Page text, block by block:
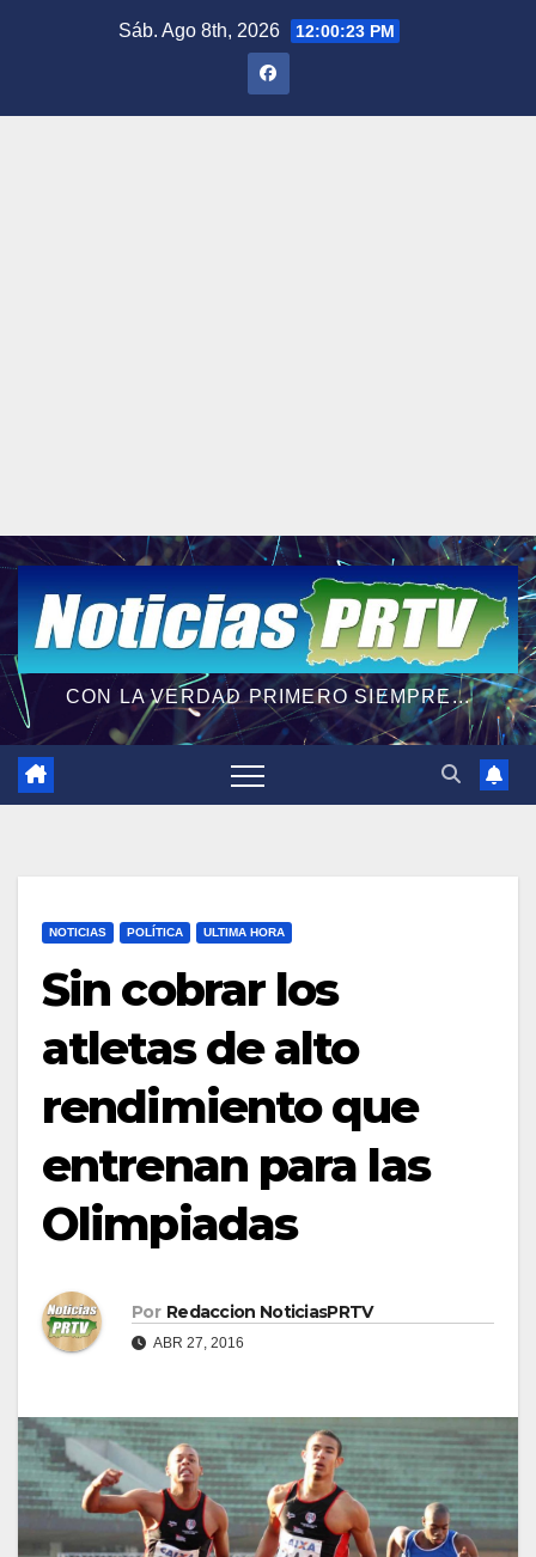
Sáb. Ago 8th, 2026 12:00:24 PM
CON LA VERDAD PRIMERO SIEMPRE...
NOTICIAS POLÍTICA ULTIMA HORA
Sin cobrar los
atletas de alto
rendimiento que
entrenan para las
Olimpiadas
Por Redaccion NoticiasPRTV
ABR 27, 2016